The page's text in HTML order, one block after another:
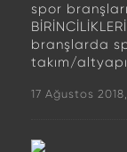
spor
branşlarda
takım/
17 Ağustos